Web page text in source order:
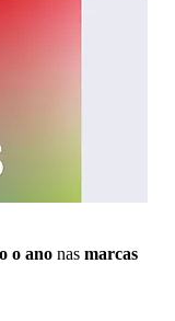
o ano nas marcas